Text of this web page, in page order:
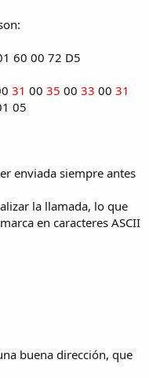
60 00 72 D5
31 00 35 00 33 00 31
05
enviada siempre antes
la llamada, lo que
en caracteres ASCII
buena dirección, que